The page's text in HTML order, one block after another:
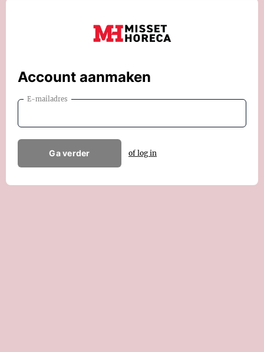
Account aanmaken
E-mailadres
Ga verder of log in